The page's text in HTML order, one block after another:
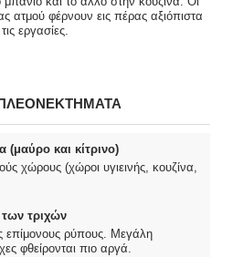
ατμού φέρνουν εις πέρας αξιόπιστα
εργασίες.
ΠΛΕΟΝΕΚΤΗΜΑΤΑ
(μαύρο και κίτρινο)
χώρους (χώροι υγιεινής, κουζίνα,
τριχών
επίμονους ρύπους. Μεγάλη
φθείρονται πιο αργά.